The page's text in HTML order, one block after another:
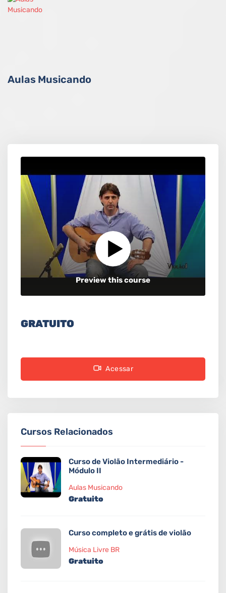
Aulas Musicando
Preview this course
GRATUITO
Acessar
Cursos Relacionados
Curso de Violão Intermediário -
Módulo II
Aulas Musicando
Gratuito
Curso completo e grátis de violão
Música Livre BR
Gratuito